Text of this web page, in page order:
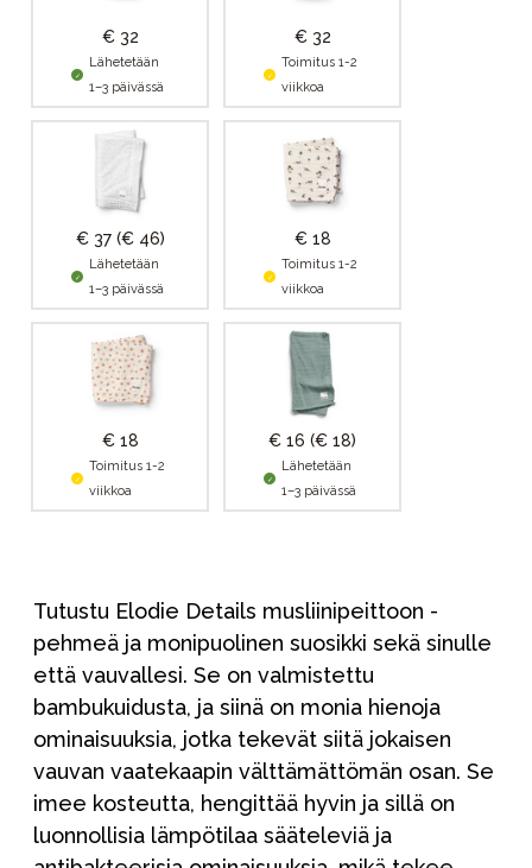
€ 32
Lähetetään
1–3 päivässä
€ 32
Toimitus 1-2
viikkoa
€ 37 (€ 46)
Lähetetään
1–3 päivässä
€ 18
Toimitus 1-2
viikkoa
€ 18
Toimitus 1-2
viikkoa
€ 16 (€ 18)
Lähetetään
1–3 päivässä
Tutustu Elodie Details musliinipeittoon -
pehmeä ja monipuolinen suosikki sekä sinulle
että vauvallesi. Se on valmistettu
bambukuidusta, ja siinä on monia hienoja
ominaisuuksia, jotka tekevät siitä jokaisen
vauvan vaatekaapin välttämättömän osan. Se
imee kosteutta, hengittää hyvin ja sillä on
luonnollisia lämpötilaa sääteleviä ja